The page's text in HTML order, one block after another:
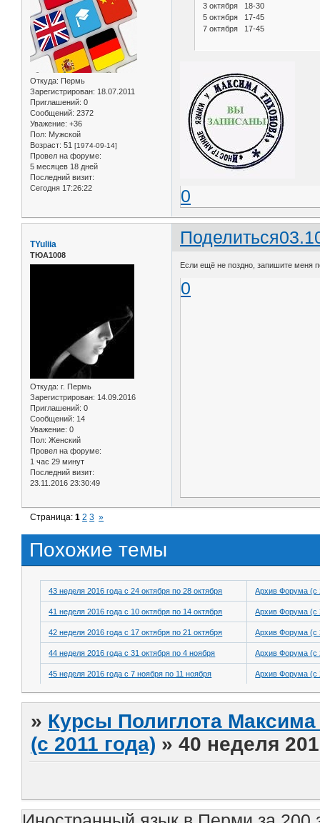
Откуда: Пермь
Зарегистрирован: 18.07.2011
Приглашений: 0
Сообщений: 2372
Уважение: +36
Пол: Мужской
Возраст: 51 [1974-09-14]
Провел на форуме:
5 месяцев 18 дней
Последний визит:
Сегодня 17:26:22
3 октября 18-30
5 октября 17-45
7 октября 17-45
0
Поделиться
TYuliia
ТЮА1008
Откуда: г. Пермь
Зарегистрирован: 14.09.2016
Приглашений: 0
Сообщений: 14
Уважение: 0
Пол: Женский
Провел на форуме:
1 час 29 минут
Последний визит:
23.11.2016 23:30:49
Если ещё не поздно, запишите меня
0
Страница:1 2 3 »
Похожие темы
43 неделя 2016 года с 24 октября по 28 октября Архив Форума (с
41 неделя 2016 года с 10 октября по 14 октября Архив Форума (с
42 неделя 2016 года с 17 октября по 21 октября Архив Форума (с
44 неделя 2016 года с 31 октября по 4 ноября Архив Форума (с
45 неделя 2016 года с 7 ноября по 11 ноября Архив Форума (с
» Курсы Полиглота
(с 2011 года) »40 неделя